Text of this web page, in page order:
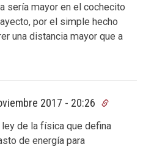
sería mayor en el cochecito
por el simple hecho
una distancia mayor que a
2017 - 20:26
ley de la física que defina
de energía para